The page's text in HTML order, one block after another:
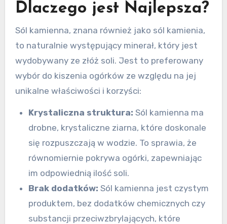
Dlaczego jest Najlepsza?
Sól kamienna, znana również jako sól kamienia,
to naturalnie występujący minerał, który jest
wydobywany ze złóż soli. Jest to preferowany
wybór do kiszenia ogórków ze względu na jej
unikalne właściwości i korzyści:
Krystaliczna struktura: Sól kamienna ma
drobne, krystaliczne ziarna, które doskonale
się rozpuszczają w wodzie. To sprawia, że
równomiernie pokrywa ogórki, zapewniając
im odpowiednią ilość soli.
Brak dodatków: Sól kamienna jest czystym
produktem, bez dodatków chemicznych czy
substancji przeciwzbrylających, które